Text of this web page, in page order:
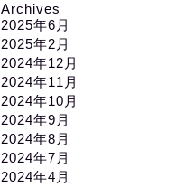
Archives
2025年6月
2025年2月
2024年12月
2024年11月
2024年10月
2024年9月
2024年8月
2024年7月
2024年4月